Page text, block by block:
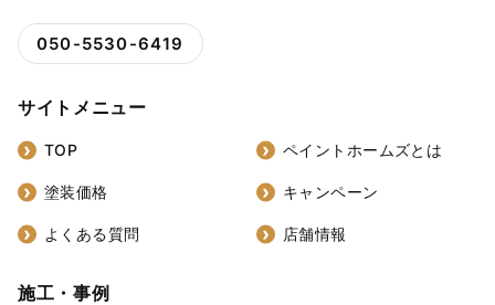
050-5530-6419
サイトメニュー
TOP ペイントホームズとは
塗装価格 キャンペーン
よくある質問 店舗情報
施工・事例